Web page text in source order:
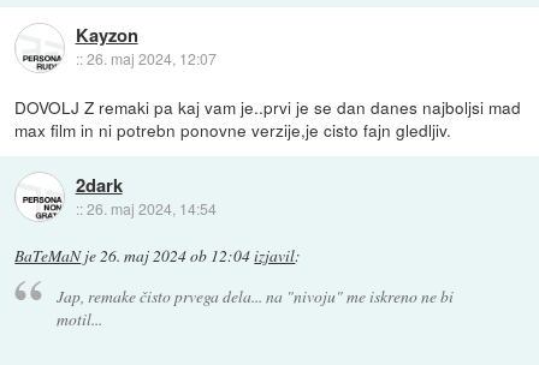
Kayzon
::26. maj 2024, 12:07
DOVOLJ Z remaki pa kaj vam je..prvi je se dan danes najboljsi mad
max film in ni potrebn ponovne verzije,je cisto fajn gledljiv.
2dark
::26. maj 2024, 14:54
BaTeMaNje26. maj 2024 ob 12:04izjavil:
Jap, remake čisto prvega dela... na "nivoju" me iskreno ne bi
motil...